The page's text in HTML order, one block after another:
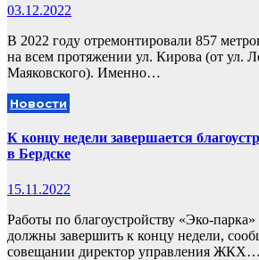
03.12.2022
В 2022 году отремонтировали 857
на всем протяжении ул. Кирова (от ул.
Маяковского). Именно…
Новости
К концу недели завершается
в Бердске
15.11.2022
Работы по благоустройству «Эко-
должны завершить к концу недели,
совещании директор управления ЖКХ…